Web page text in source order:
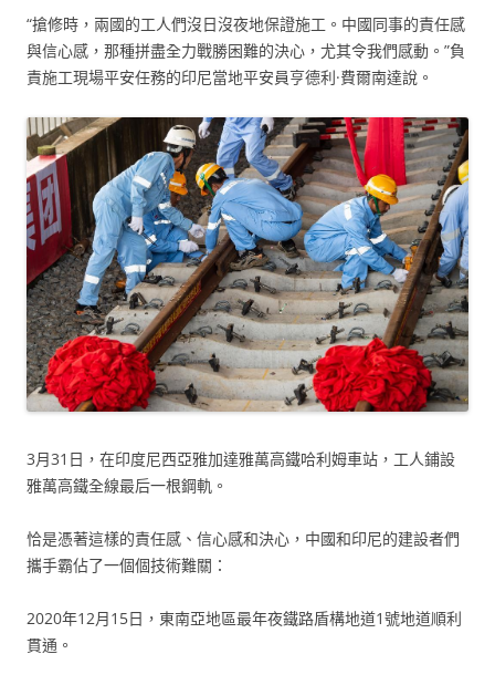
“搶修時，兩國的工人們沒日沒夜地保證施工。中國同事的責任感
與信心感，那種拼盡全力戰勝困難的決心，尤其令我們感動。”負
責施工現場平安任務的印尼當地平安員亨德利·費爾南達說。
3月31日，在印度尼西亞雅加達雅萬高鐵哈利姆車站，工人鋪設
雅萬高鐵全線最后一根鋼軌。
恰是憑著這樣的責任感、信心感和決心，中國和印尼的建設者們
攜手霸佔了一個個技術難關：
2020年12月15日，東南亞地區最年夜鐵路盾構地道1號地道順利
貫通。